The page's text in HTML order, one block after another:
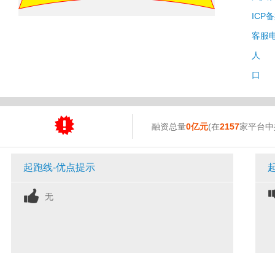
ICP
客服
人
口
融资总量0亿元(在2157家平台
起跑线-优点提示
无